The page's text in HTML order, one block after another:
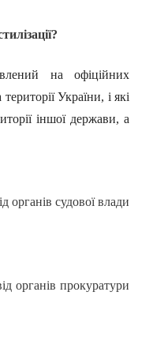
на офіційних
України, і які
іншої держави, а
органів судової влади
органів прокуратури